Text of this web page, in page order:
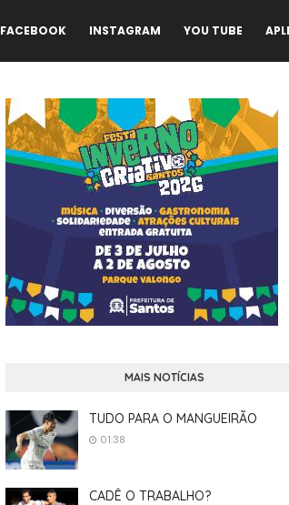
FACEBOOK INSTAGRAM YOU TUBE
MAIS NOTÍCIAS
TUDO PARA O MANGUEIRÃO
01:38
CADÊ O TRABALHO?